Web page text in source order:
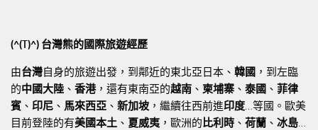
(^(T)^) 台灣熊的國際旅遊經歷
由台灣自身的旅遊出發，到鄰近的東北亞日本、 韓國 ，到左臨
的中國大陸 、 香港，還有東南亞的越南 、 柬埔寨 、 泰國 、 菲律
賓 、 印尼 、 馬來西亞 、 新加坡 ，繼續往西前進印度…等國。歐美
目前登陸的有美國本土 、 夏威夷 ，歐洲的比利時 、 荷蘭 、 冰島…